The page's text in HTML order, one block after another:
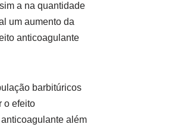
a na quantidade
um aumento da
anticoagulante
barbitúricos
o efeito
além